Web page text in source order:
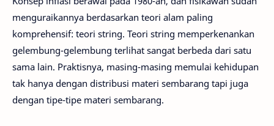
menguraikannya berdasarkan teori alam paling
komprehensif: teori string. Teori string memperkenankan
gelembung-gelembung terlihat sangat berbeda dari satu
sama lain. Praktisnya, masing-masing memulai kehidupan
tak hanya dengan distribusi materi sembarang tapi juga
dengan tipe-tipe materi sembarang.